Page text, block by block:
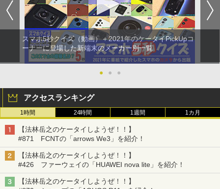
スマホ5秒クイズ（動画）＋2021年のケータイPickUpコ
ーナーに登場した新端末のメーカー別一覧
● ● ●
アクセスランキング
1時間 24時間 1週間 1カ月
【法林岳之のケータイしようぜ！！】
#871 FCNTの「arrows We3」を紹介！
【法林岳之のケータイしようぜ！！】
#426 ファーウェイの「HUAWEI nova lite」を紹介！
【法林岳之のケータイしようぜ！！】